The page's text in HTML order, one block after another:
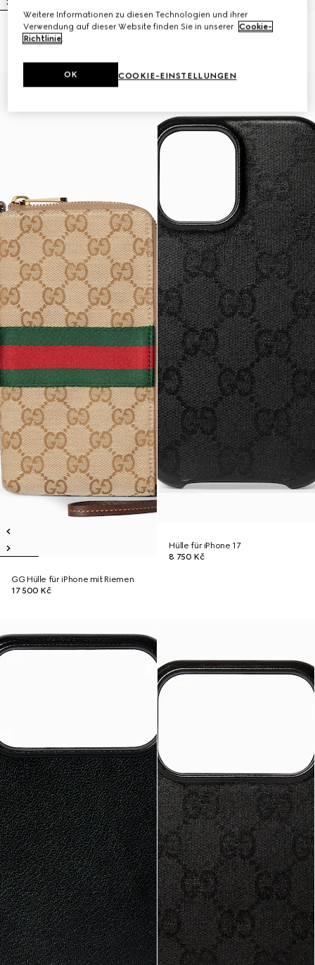
Hülle für iPhone 17
8 750 Kč
Hülle für iPhone 17 Pro Max
GG Hülle für iPhone mit Riemen
17 500 Kč
Hülle für iPhone 17
8 750 Kč
Weitere Informationen zu diesen Technologien und ihrer
Verwendung auf dieser Website finden Sie in unserer Cookie-
Richtlinie.
COOKIE-EINSTELLUNGEN
OK